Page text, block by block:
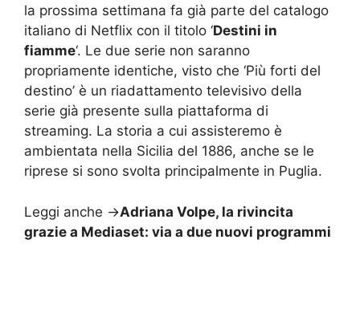
la prossima settimana fa già parte del catalogo
italiano di Netflix con il titolo ‘Destini in
fiamme‘. Le due serie non saranno
propriamente identiche, visto che ‘Più forti del
destino’ è un riadattamento televisivo della
serie già presente sulla piattaforma di
streaming. La storia a cui assisteremo è
ambientata nella Sicilia del 1886, anche se le
riprese si sono svolta principalmente in Puglia.
Leggi anche ->Adriana Volpe, la rivincita
grazie a Mediaset: via a due nuovi programmi